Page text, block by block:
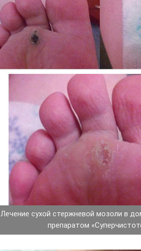
Лечение сухой стержневой мозоли в
препаратом